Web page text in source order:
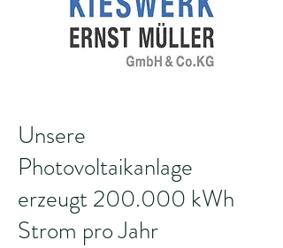
Unsere
Photovoltaikanlage
erzeugt 200.000 kWh
Strom pro Jahr